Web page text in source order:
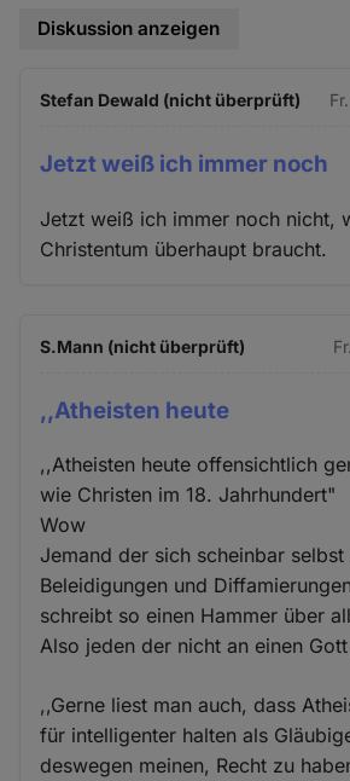
Diskussion anzeigen
Stefan Dewald (nicht überprüft)
Jetzt weiß ich immer noch
Jetzt weiß ich immer noch nicht,
Christentum überhaupt braucht.
S.Mann (nicht überprüft)
,,Atheisten heute
,,Atheisten heute offensichtlich
wie Christen im 18. Jahrhundert"
Wow
Jemand der sich scheinbar selbst
Beleidigungen und
schreibt so einen Hammer über
Also jeden der nicht an einen
,,Gerne liest man auch, dass
für intelligenter halten als
deswegen meinen, Recht zu